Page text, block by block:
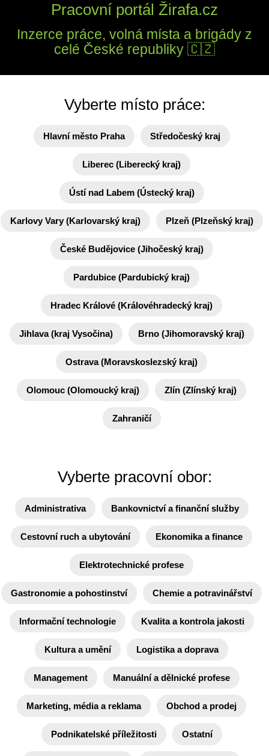
Pracovní portál Žirafa.cz
Inzerce práce, volná místa a brigády z
celé České republiky 🇨🇿
Vyberte místo práce:
Hlavní město Praha Středočeský kraj
Liberec (Liberecký kraj)
Ústí nad Labem (Ústecký kraj)
Karlovy Vary (Karlovarský kraj) Plzeň (Plzeňský kraj)
České Budějovice (Jihočeský kraj)
Pardubice (Pardubický kraj)
Hradec Králové (Královéhradecký kraj)
Jihlava (kraj Vysočina) Brno (Jihomoravský kraj)
Ostrava (Moravskoslezský kraj)
Olomouc (Olomoucký kraj) Zlín (Zlínský kraj)
Zahraničí
Vyberte pracovní obor:
Administrativa Bankovnictví a finanční služby
Cestovní ruch a ubytování Ekonomika a finance
Elektrotechnické profese
Gastronomie a pohostinství Chemie a potravinářství
Informační technologie Kvalita a kontrola jakosti
Kultura a umění Logistika a doprava
Management Manuální a dělnické profese
Marketing, média a reklama Obchod a prodej
Podnikatelské příležitosti Ostatní